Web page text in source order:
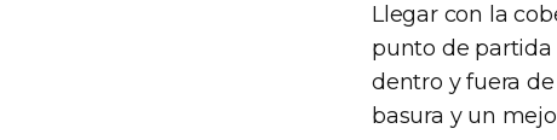
Llegar con la
punto de partida
dentro y fuera
basura y un